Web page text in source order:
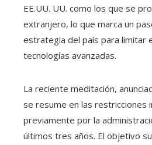
EE.UU. UU. como los que se
extranjero, lo que marca un
estrategia del país para limitar
tecnologías avanzadas.
La reciente meditación,
se resume en las restricciones
previamente por la
últimos tres años. El objetivo